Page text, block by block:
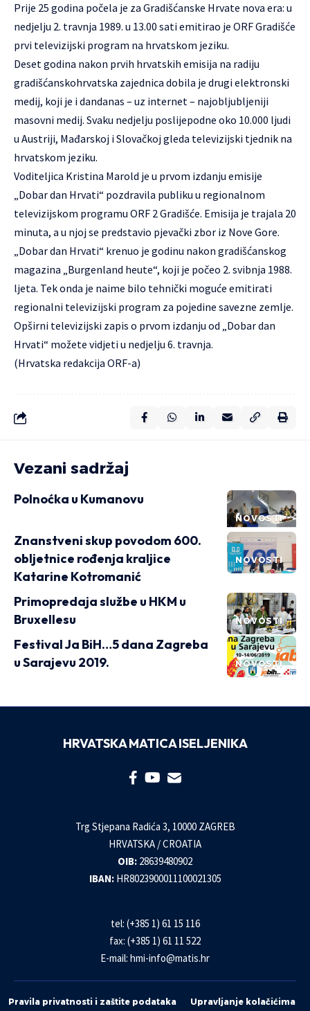
Prije 25 godina počela je za Gradišćanske Hrvate nova era: u
nedjelju 2. travnja 1989. u 13.00 sati emitirao je ORF Gradišće
prvi televizijski program na hrvatskom jeziku.
Deset godina nakon prvih hrvatskih emisija na radiju
gradišćanskohrvatska zajednica dobila je drugi elektronski
medij, koji je i dandanas – uz internet – najobljubljeniji
masovni medij. Svaku nedjelju poslijepodne oko 10.000 ljudi
u Austriji, Mađarskoj i Slovačkoj gleda televizijski tjednik na
hrvatskom jeziku.
Voditeljica Kristina Marold je u prvom izdanju emisije
„Dobar dan Hrvati“ pozdravila publiku u regionalnom
televizijskom programu ORF 2 Gradišće. Emisija je trajala 20
minuta, a u njoj se predstavio pjevački zbor iz Nove Gore.
„Dobar dan Hrvati“ krenuo je godinu nakon gradišćanskog
magazina „Burgenland heute“, koji je počeo 2. svibnja 1988.
ljeta. Tek onda je naime bilo tehnički moguće emitirati
regionalni televizijski program za pojedine savezne zemlje.
Opširni televizijski zapis o prvom izdanju od „Dobar dan
Hrvati“ možete vidjeti u nedjelju 6. travnja.
(Hrvatska redakcija ORF-a)
Vezani sadržaj
NOVOSTI
Polnoćka u Kumanovu
NOVOSTI
Znanstveni skup povodom 600.
obljetnice rođenja kraljice
Katarine Kotromanić
NOVOSTI
Primopredaja službe u HKM u
Bruxellesu
NOVOSTI
Festival Ja BiH…5 dana Zagreba
u Sarajevu 2019.
HRVATSKA MATICA ISELJENIKA
Trg Stjepana Radića 3, 10000 ZAGREB
HRVATSKA / CROATIA
OIB: 28639480902
IBAN: HR8023900011100021305
tel: (+385 1) 61 15 116
fax: (+385 1) 61 11 522
E-mail: hmi-info@matis.hr
Pravila privatnosti i zaštite podataka
Upravljanje kolačićima